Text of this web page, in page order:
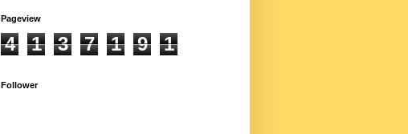
Pageview
4 1 3 7 1 9 1
Follower